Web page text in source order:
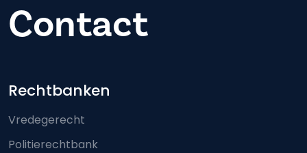
Contact
Footer-menu
Rechtbanken
Vredegerecht
Politierechtbank